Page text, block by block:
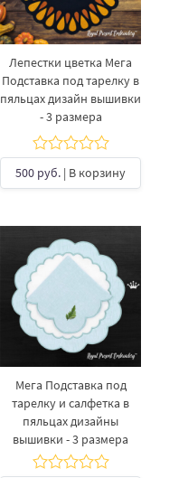
Лепестки цветка Мега
Подставка под тарелку в
пяльцах дизайн вышивки
- 3 размера
500 руб. | В корзину
Мега Подставка под
тарелку​ и салфетка в
пяльцах дизайны
вышивки - 3 размера